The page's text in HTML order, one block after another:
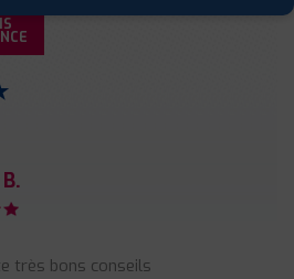
très bons conseils